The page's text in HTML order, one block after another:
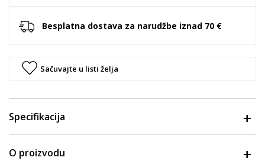
Besplatna dostava za narudžbe iznad 70 €
Sačuvajte u listi želja
Specifikacija
O proizvodu